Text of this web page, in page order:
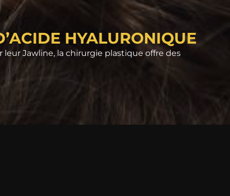
HYALURONIQUE
Jawline, la chirurgie plastique offre des